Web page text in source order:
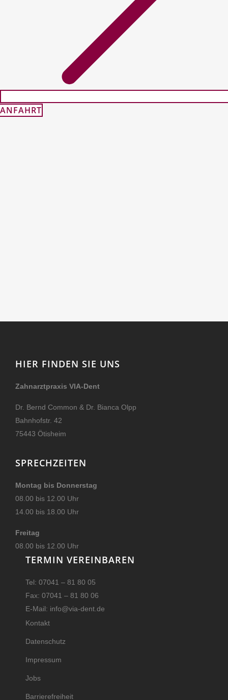
ANFAHRT
HIER FINDEN SIE UNS
Zahnarztpraxis VIA-Dent
Dr. Bernd Common & Dr. Bianca Olpp
Bahnhofstr. 42
75443 Ötisheim
SPRECHZEITEN
Montag bis Donnerstag
08.00 bis 12.00 Uhr
14.00 bis 18.00 Uhr
Freitag
08.00 bis 12.00 Uhr
TERMIN VEREINBAREN
Tel: 07041 – 81 80 05
Fax: 07041 – 81 80 06
E-Mail: info@via-dent.de
Kontakt
Datenschutz
Impressum
Jobs
Barrierefreiheit